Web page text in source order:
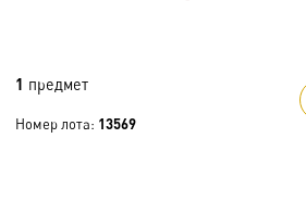
1 предмет
Номер лота: 13569